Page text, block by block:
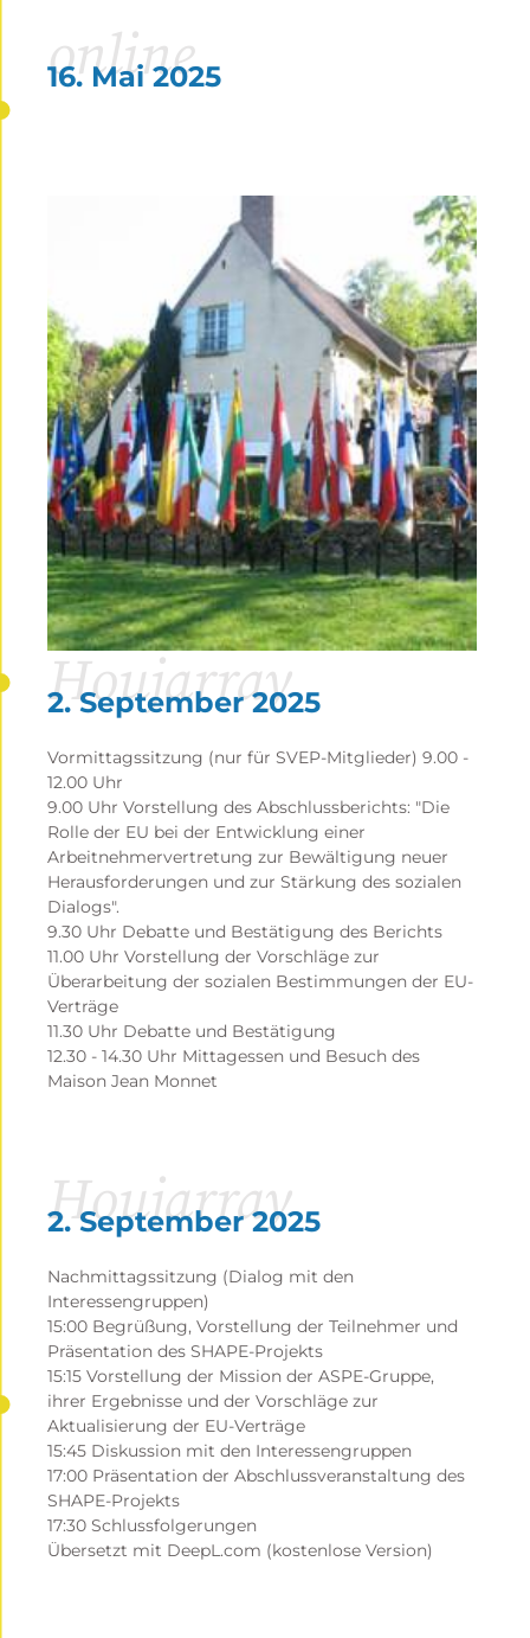
16. Mai 2025
online
2. September 2025
Houjarray
Vormittagssitzung (nur für SVEP-Mitglieder) 9.00 -
12.00 Uhr
9.00 Uhr Vorstellung des Abschlussberichts: "Die
Rolle der EU bei der Entwicklung einer
Arbeitnehmervertretung zur Bewältigung neuer
Herausforderungen und zur Stärkung des sozialen
Dialogs".
9.30 Uhr Debatte und Bestätigung des Berichts
11.00 Uhr Vorstellung der Vorschläge zur
Überarbeitung der sozialen Bestimmungen der EU-
Verträge
11.30 Uhr Debatte und Bestätigung
12.30 - 14.30 Uhr Mittagessen und Besuch des
Maison Jean Monnet
2. September 2025
Houjarray
Nachmittagssitzung (Dialog mit den
Interessengruppen)
15:00 Begrüßung, Vorstellung der Teilnehmer und
Präsentation des SHAPE-Projekts
15:15 Vorstellung der Mission der ASPE-Gruppe,
ihrer Ergebnisse und der Vorschläge zur
Aktualisierung der EU-Verträge
15:45 Diskussion mit den Interessengruppen
17:00 Präsentation der Abschlussveranstaltung des
SHAPE-Projekts
17:30 Schlussfolgerungen
Übersetzt mit DeepL.com (kostenlose Version)